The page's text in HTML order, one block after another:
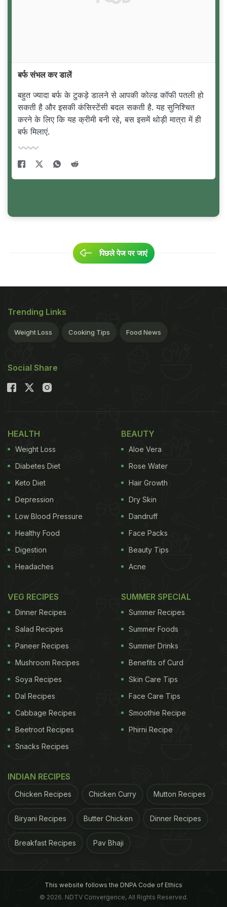
बर्फ संभल कर डालें
बहुत ज्यादा बर्फ के टुकड़े डालने से आपकी कोल्ड कॉफी पतली हो
सकती है और इसकी कंसिस्टेंसी बदल सकती है. यह सुनिश्चित
करने के लिए कि यह क्रीमी बनी रहे, बस इसमें थोड़ी मात्रा में ही
बर्फ मिलाएं.
पिछले पेज पर जाएं
Trending Links
Weight Loss Cooking Tips Food News
Social Share
HEALTH
Weight Loss
Diabetes Diet
Keto Diet
Depression
Low Blood Pressure
Healthy Food
Digestion
Headaches
BEAUTY
Aloe Vera
Rose Water
Hair Growth
Dry Skin
Dandruff
Face Packs
Beauty Tips
Acne
VEG RECIPES
Dinner Recipes
Salad Recipes
Paneer Recipes
Mushroom Recipes
Soya Recipes
Dal Recipes
Cabbage Recipes
Beetroot Recipes
Snacks Recipes
SUMMER SPECIAL
Summer Recipes
Summer Foods
Summer Drinks
Benefits of Curd
Skin Care Tips
Face Care Tips
Smoothie Recipe
Phirni Recipe
INDIAN RECIPES
Chicken Recipes Chicken Curry Mutton Recipes
Biryani Recipes Butter Chicken Dinner Recipes
Breakfast Recipes Pav Bhaji
This website follows the DNPA Code of Ethics
© 2026. NDTV Convergence, All Rights Reserved.